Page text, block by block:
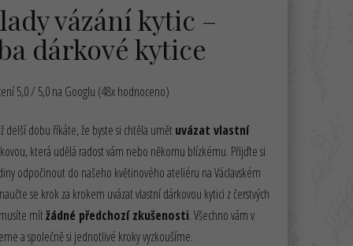
vázání kytic –
dárkové kytice
5,0 / 5,0 na Googlu (48x hodnoceno)
delší dobu říkáte, že byste si chtěla umět uvázat vlastní
která udělá radost vám nebo někomu blízkému. Přijďte si
odpočinout do našeho květinového ateliéru na Václavském
se krok za krokem uvázat vlastní dárkovou kytici z čerstvých
mítžádné předchozí zkušenosti. Všechno vám v
a společně si jednotlivé kroky vyzkoušíme.